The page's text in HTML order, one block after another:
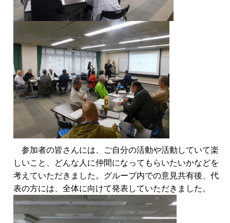
参加者の皆さんには、ご自分の活動や活動していて楽
しいこと、どんな人に仲間になってもらいたいかなどを
考えていただきました。グループ内での意見共有後、代
表の方には、全体に向けて発表していただきました。